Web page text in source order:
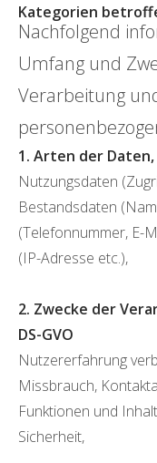
Kategorien
Nachfolgend
Umfang und
Verarbeitung
1. Arten der
Nutzungsdaten
Bestandsdaten
(Telefonnummer, E-
(IP-Adresse etc.),
2. Zwecke der
DS-GVO
Nutzererfahrung
Missbrauch,
Funktionen und
Sicherheit,